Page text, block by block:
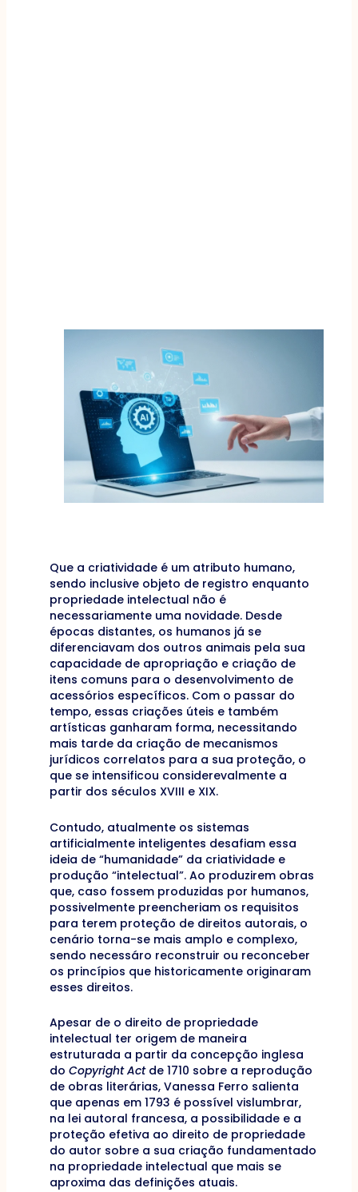
Que a criatividade é um atributo humano,
sendo inclusive objeto de registro enquanto
propriedade intelectual não é
necessariamente uma novidade. Desde
épocas distantes, os humanos já se
diferenciavam dos outros animais pela sua
capacidade de apropriação e criação de
itens comuns para o desenvolvimento de
acessórios específicos. Com o passar do
tempo, essas criações úteis e também
artísticas ganharam forma, necessitando
mais tarde da criação de mecanismos
jurídicos correlatos para a sua proteção, o
que se intensificou considerevalmente a
partir dos séculos XVIII e XIX.
Contudo, atualmente os sistemas
artificialmente inteligentes desafiam essa
ideia de “humanidade” da criatividade e
produção “intelectual”. Ao produzirem obras
que, caso fossem produzidas por humanos,
possivelmente preencheriam os requisitos
para terem proteção de direitos autorais, o
cenário torna-se mais amplo e complexo,
sendo necessáro reconstruir ou reconceber
os princípios que historicamente originaram
esses direitos.
Apesar de o direito de propriedade
intelectual ter origem de maneira
estruturada a partir da concepção inglesa
do Copyright Actde 1710 sobre a reprodução
de obras literárias, Vanessa Ferro salienta
que apenas em 1793 é possível vislumbrar,
na lei autoral francesa, a possibilidade e a
proteção efetiva ao direito de propriedade
do autor sobre a sua criação fundamentado
na propriedade intelectual que mais se
aproxima das definições atuais.